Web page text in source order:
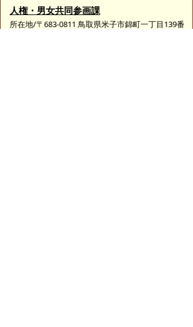
人権・男女共同参画課
所在地/〒683-0811 鳥取県米子市錦町一丁目139番